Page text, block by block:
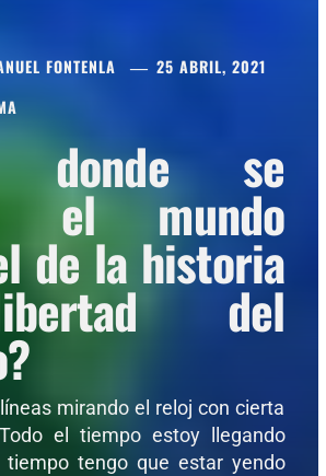
FONTENLA
25 ABRIL, 2021
donde se
el mundo
de la historia
del
mirando el reloj con cierta
el tiempo estoy llegando
tengo que estar yendo